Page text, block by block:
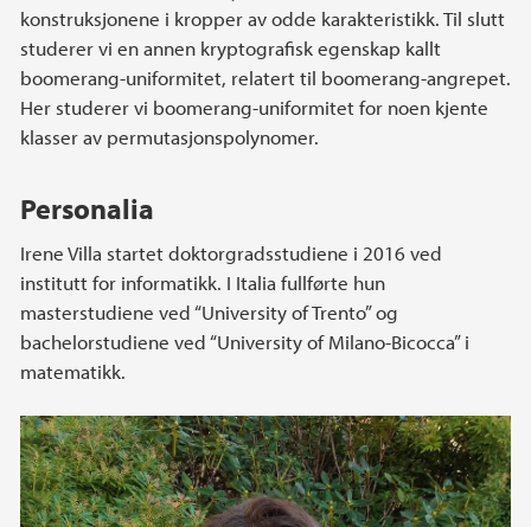
konstruksjonene i kropper av odde karakteristikk. Til slutt
studerer vi en annen kryptografisk egenskap kallt
boomerang-uniformitet, relatert til boomerang-angrepet.
Her studerer vi boomerang-uniformitet for noen kjente
klasser av permutasjonspolynomer.
Personalia
Irene Villa startet doktorgradsstudiene i 2016 ved
institutt for informatikk. I Italia fullførte hun
masterstudiene ved “University of Trento” og
bachelorstudiene ved “University of Milano-Bicocca” i
matematikk.